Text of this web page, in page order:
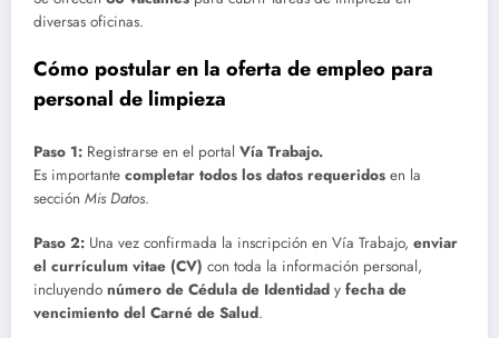
diversas oficinas.
Cómo postular en la oferta de empleo para
personal de limpieza
Paso 1: Registrarse en el portal Vía Trabajo.
Es importante completar todos los datos requeridos en la
sección Mis Datos.
Paso 2: Una vez confirmada la inscripción en Vía Trabajo, enviar
el currículum vitae (CV) con toda la información personal,
incluyendo número de Cédula de Identidad y fecha de
vencimiento del Carné de Salud.